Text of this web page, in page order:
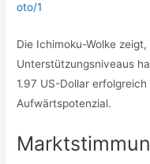
oto/1
Die Ichimoku-Wolke
Unterstützungsniveaus
1.97 US-Dollar
Aufwärtspotenzial.